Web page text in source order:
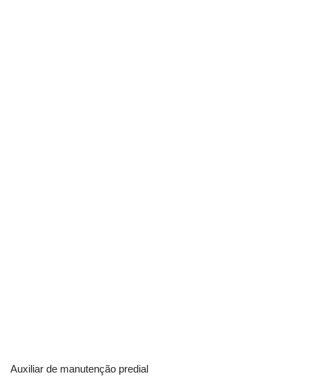
Auxiliar de manutenção predial